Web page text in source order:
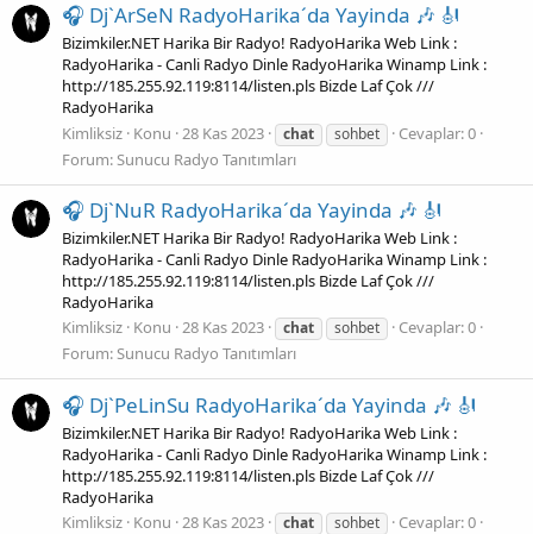
🎧 Dj`ArSeN RadyoHarika´da Yayinda 🎶 🎻
Bizimkiler.NET Harika Bir Radyo! RadyoHarika Web Link :
RadyoHarika - Canli Radyo Dinle RadyoHarika Winamp Link :
http://185.255.92.119:8114/listen.pls Bizde Laf Çok ///
RadyoHarika
Kimliksiz Konu 28 Kas 2023 chat sohbet
Cevaplar: 0
Forum:Sunucu Radyo Tanıtımları
🎧 Dj`NuR RadyoHarika´da Yayinda 🎶 🎻
Bizimkiler.NET Harika Bir Radyo! RadyoHarika Web Link :
RadyoHarika - Canli Radyo Dinle RadyoHarika Winamp Link :
http://185.255.92.119:8114/listen.pls Bizde Laf Çok ///
RadyoHarika
Kimliksiz Konu 28 Kas 2023 chat sohbet
Cevaplar: 0
Forum:Sunucu Radyo Tanıtımları
🎧 Dj`PeLinSu RadyoHarika´da Yayinda 🎶 🎻
Bizimkiler.NET Harika Bir Radyo! RadyoHarika Web Link :
RadyoHarika - Canli Radyo Dinle RadyoHarika Winamp Link :
http://185.255.92.119:8114/listen.pls Bizde Laf Çok ///
RadyoHarika
Kimliksiz Konu 28 Kas 2023 chat sohbet
Cevaplar: 0